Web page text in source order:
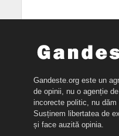
Gandeste.org este un
de opinii, nu o agenție
incorecte politic, nu
Susținem libertatea de
și face auzită opinia.